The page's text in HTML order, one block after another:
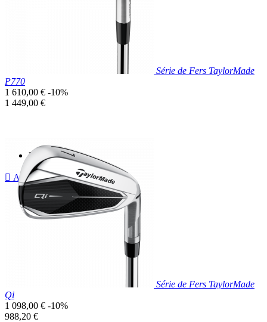
Série de Fers TaylorMade
P770
Prix
de
1 610,00 € -10%
Prix
1 449,00 €
Prix réduit
 Aperçu rapide
Série de Fers TaylorMade
Qi
Prix
de
1 098,00 € -10%
Prix
988,20 €